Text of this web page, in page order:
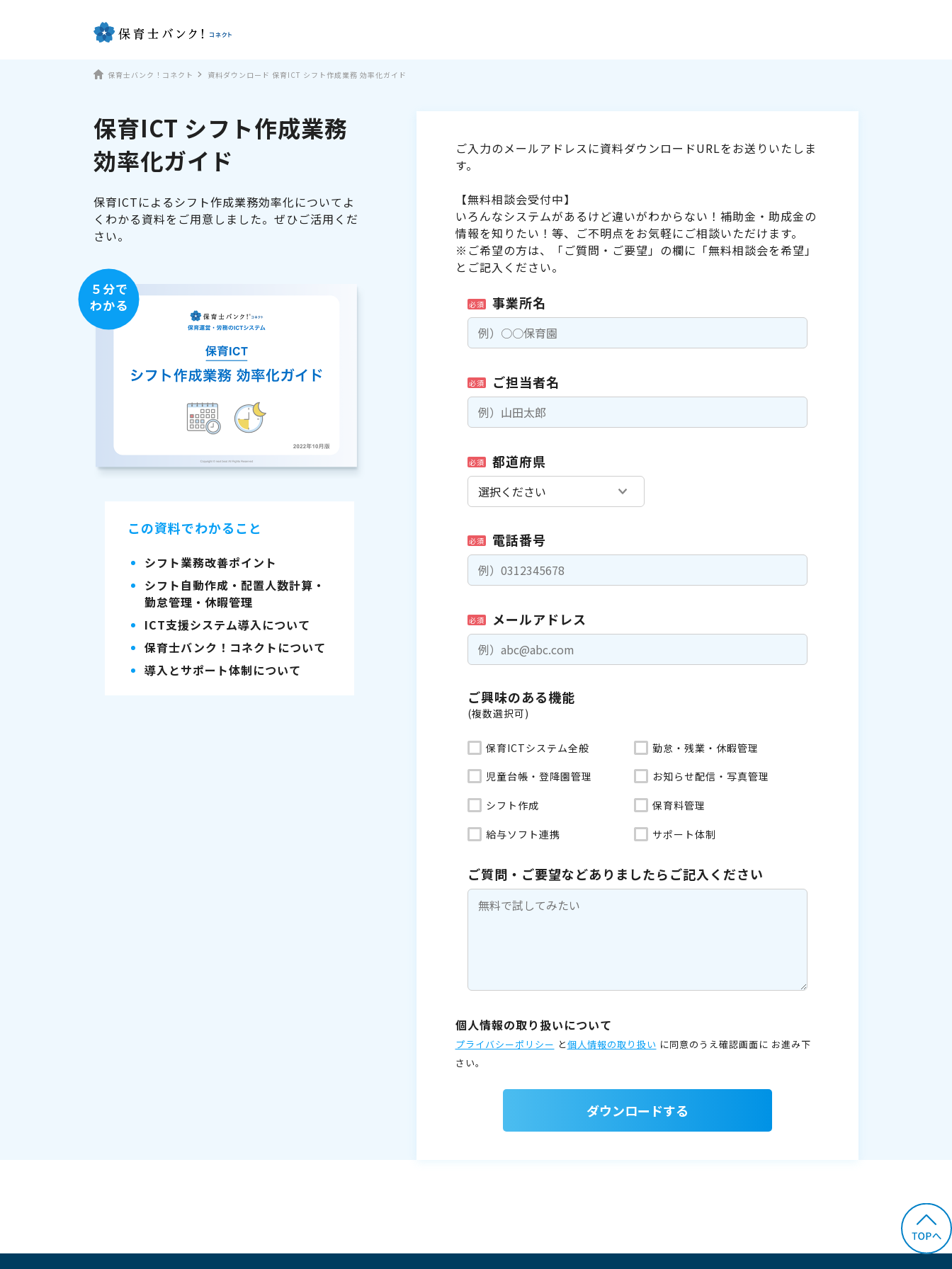
保育士バンク！コネクト 資料ダウンロード 保育ICT シフト作成業務 効率化ガイド
保育ICT シフト作成業務
効率化ガイド
保育ICTによるシフト作成業務効率化についてよ
くわかる資料をご用意しました。ぜひご活用くだ
さい。
５分で
わかる
この資料でわかること
シフト業務改善ポイント
シフト自動作成・配置人数計算・
勤怠管理・休暇管理
ICT支援システム導入について
保育士バンク！コネクトについて
導入とサポート体制について
ご入力のメールアドレスに資料ダウンロードURLをお送りいたしま
す。
【無料相談会受付中】
いろんなシステムがあるけど違いがわからない！補助金・助成金の
情報を知りたい！等、ご不明点をお気軽にご相談いただけます。
※ご希望の方は、「ご質問・ご要望」の欄に「無料相談会を希望」
とご記入ください。
必須 事業所名
必須 ご担当者名
必須 都道府県
必須 電話番号
必須 メールアドレス
ご興味のある機能
(複数選択可)
保育ICTシステム全般 勤怠・残業・休暇管理
児童台帳・登降園管理 お知らせ配信・写真管理
シフト作成 保育料管理
給与ソフト連携 サポート体制
ご質問・ご要望などありましたらご記入ください
個人情報の取り扱いについて
プライバシーポリシー と個人情報の取り扱い に同意のうえ確認画面に お進み下
さい。
ダウンロードする